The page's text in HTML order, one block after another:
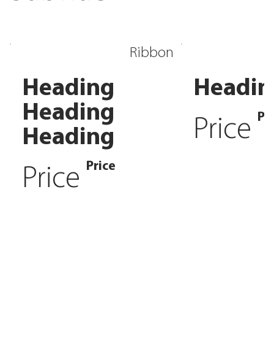
Ribbon
Heading
Heading
Heading
Price Price
Price